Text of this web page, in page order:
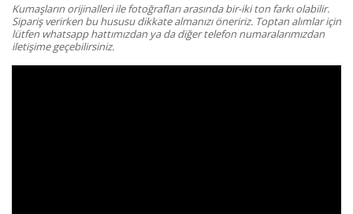
Kumaşların orijinalleri ile fotoğrafları arasında bir-iki ton farkı olabilir.
Sipariş verirken bu hususu dikkate almanızı öneririz. Toptan alımlar için
lütfen whatsapp hattımızdan ya da diğer telefon numaralarımızdan
iletişime geçebilirsiniz.